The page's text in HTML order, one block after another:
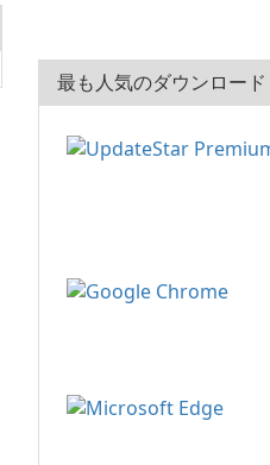
最も人気のダウンロード